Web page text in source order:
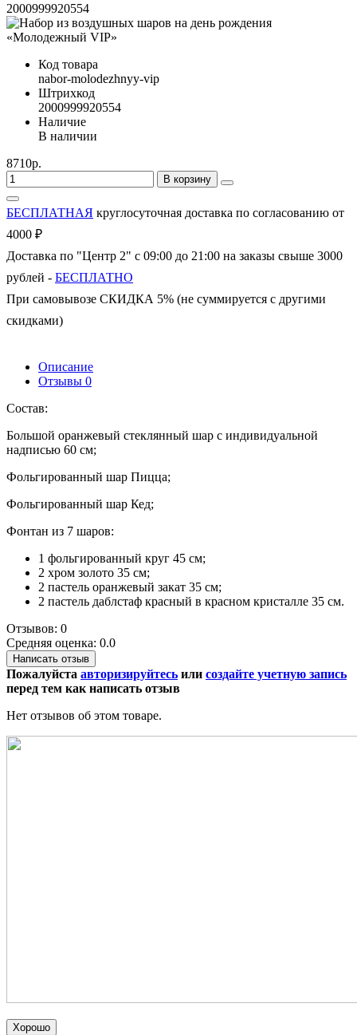
2000999920554
Код товара
nabor-molodezhnyy-vip
Штрихкод
2000999920554
Наличие
В наличии
8710р.
В корзину
БЕСПЛАТНАЯ круглосуточная доставка по согласованию от
4000 ₽
Доставка по "Центр 2" с 09:00 до 21:00 на заказы свыше 3000
рублей - БЕСПЛАТНО
При самовывозе СКИДКА 5% (не суммируется с другими
скидками)
Описание
Отзывы 0
Состав:
Большой оранжевый стеклянный шар с индивидуальной
надписью 60 см;
Фольгированный шар Пицца;
Фольгированный шар Кед;
Фонтан из 7 шаров:
1 фольгированный круг 45 см;
2 хром золото 35 см;
2 пастель оранжевый закат 35 см;
2 пастель даблстаф красный в красном кристалле 35 см.
Отзывов: 0
Средняя оценка: 0.0
Написать отзыв
Пожалуйста авторизируйтесь или создайте учетную запись
перед тем как написать отзыв
Нет отзывов об этом товаре.
Хорошо